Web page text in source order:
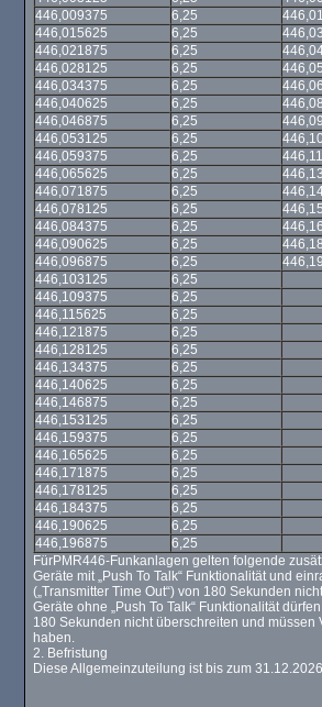
446,009375
6,25
446,015625
6,25
446,021875
6,25
446,028125
6,25
446,034375
6,25
446,040625
6,25
446,046875
6,25
446,053125
6,25
446,059375
6,25
446,065625
6,25
446,071875
6,25
446,078125
6,25
446,084375
6,25
446,090625
6,25
446,096875
6,25
446,103125
6,25
446,109375
6,25
446,115625
6,25
446,121875
6,25
446,128125
6,25
446,134375
6,25
446,140625
6,25
446,146875
6,25
446,153125
6,25
446,159375
6,25
446,165625
6,25
446,171875
6,25
446,178125
6,25
446,184375
6,25
446,190625
6,25
446,196875
6,25
FürPMR446-Funkanlagen gelten folgende
Geräte mit „Push To Talk“ Funktionalität und
(„Transmitter Time Out“) von 180 Sekunden
Geräte ohne „Push To Talk“ Funktionalität
180 Sekunden nicht überschreiten und müssen
haben.
2. Befristung
Diese Allgemeinzuteilung ist bis zum